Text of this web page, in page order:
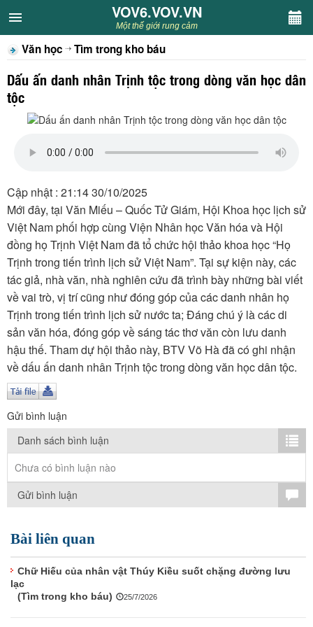
VOV6.VOV.VN
CHUYÊN MỤC
Khách VOV6
Văn học
Sân khấu
Thiếu nhi
Kết nối VOV6
TÌM KIẾM
Vận hành bởi QI Corp
VOV6.VOV.VN
Một thế giới rung cảm
Văn học Tìm trong kho báu
Dấu ấn danh nhân Trịnh tộc trong dòng văn học dân
tộc
Cập nhật : 21:14 30/10/2025
Mới đây, tại Văn Miếu – Quốc Tử Giám, Hội Khoa học lịch sử
Việt Nam phối hợp cùng Viện Nhân học Văn hóa và Hội
đồng họ Trịnh Việt Nam đã tổ chức hội thảo khoa học “Họ
Trịnh trong tiến trình lịch sử Việt Nam”. Tại sự kiện này, các
tác giả, nhà văn, nhà nghiên cứu đã trình bày những bài viết
về vai trò, vị trí cũng như đóng góp của các danh nhân họ
Trịnh trong tiến trình lịch sử nước ta; Đáng chú ý là các di
sản văn hóa, đóng góp về sáng tác thơ văn còn lưu danh
hậu thế. Tham dự hội thảo này, BTV Võ Hà đã có ghi nhận
về dấu ấn danh nhân Trịnh tộc trong dòng văn học dân tộc.
Gửi bình luận
Danh sách bình luận
Chưa có bình luận nào
Gửi bình luận
Bài liên quan
Chữ Hiếu của nhân vật Thúy Kiều suốt chặng đường lưu
lạc
(Tìm trong kho báu)
25/7/2026